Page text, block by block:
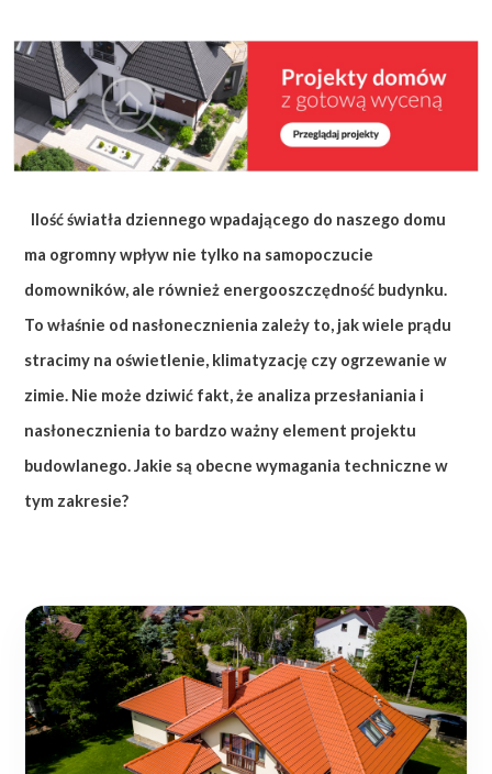
ZAPISZ SIĘ
Ilość światła dziennego wpadającego do naszego domu
ma ogromny wpływ nie tylko na samopoczucie
domowników, ale również energooszczędność budynku.
To właśnie od nasłonecznienia zależy to, jak wiele prądu
stracimy na oświetlenie, klimatyzację czy ogrzewanie w
zimie. Nie może dziwić fakt, że analiza przesłaniania i
nasłonecznienia to bardzo ważny element projektu
budowlanego. Jakie są obecne wymagania techniczne w
tym zakresie?